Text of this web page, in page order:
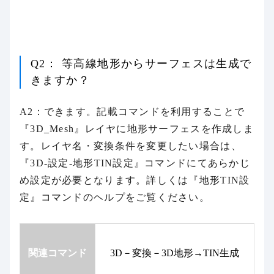
Q2： 等高線地形からサーフェスは生成で
きますか？
A2：できます。記載コマンドを利用することで
『3D_Mesh』レイヤに地形サーフェスを作成しま
す。レイヤ名・変換条件を変更したい場合は、
『3D-設定-地形TIN設定』コマンドにてあらかじ
め設定が必要となります。詳しくは『地形TIN設
定』コマンドのヘルプをご覧ください。
関連コマンド 3D－変換－3D地形→TIN生成